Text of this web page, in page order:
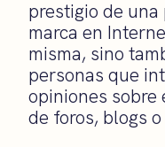
prestigio de una
marca en
misma, sino
personas que
opiniones
de foros, blogs